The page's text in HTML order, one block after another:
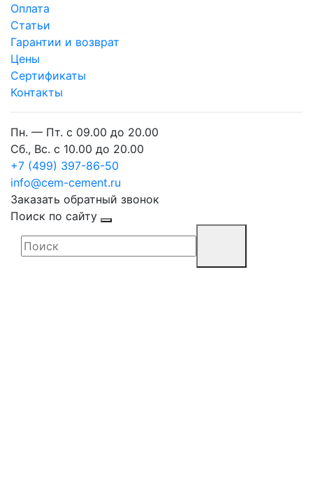
Оплата
Cтатьи
Гарантии и возврат
Цены
Сертификаты
Контакты
Пн. — Пт. с 09.00 до 20.00
Сб., Вс. с 10.00 до 20.00
+7 (499) 397-86-50
info@cem-cement.ru
Заказать обратный звонок
Поиск по сайту